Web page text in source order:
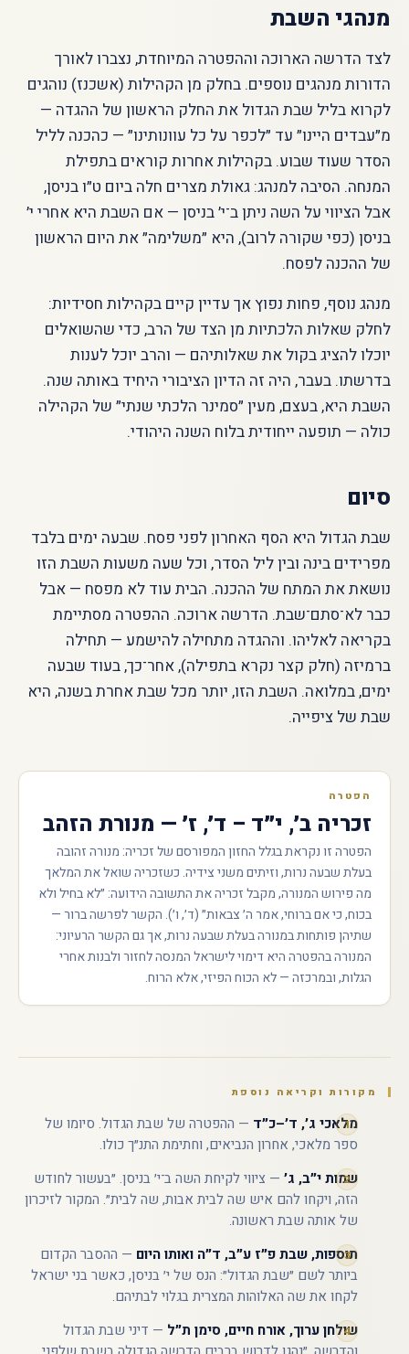
מנהגי השבת
לצד הדרשה הארוכה וההפטרה המיוחדת, נצברו לאורך
הדורות מנהגים נוספים. בחלק מן הקהילות (אשכנז) נוהגים
לקרוא בליל שבת הגדול את החלק הראשון של ההגדה —
מ״עבדים היינו״ עד ״לכפר על כל עוונותינו״ — כהכנה לליל
הסדר שעוד שבוע. בקהילות אחרות קוראים בתפילת
המנחה. הסיבה למנהג: גאולת מצרים חלה ביום ט״ו בניסן,
אבל הציווי על השה ניתן ב־י׳ בניסן — אם השבת היא אחרי י׳
בניסן (כפי שקורה לרוב), היא ״משלימה״ את היום הראשון
של ההכנה לפסח.
מנהג נוסף, פחות נפוץ אך עדיין קיים בקהילות חסידיות:
לחלק שאלות הלכתיות מן הצד של הרב, כדי שהשואלים
יוכלו להציג בקול את שאלותיהם — והרב יוכל לענות
בדרשתו. בעבר, היה זה הדיון הציבורי היחיד באותה שנה.
השבת היא, בעצם, מעין ״סמינר הלכתי שנתי״ של הקהילה
כולה — תופעה ייחודית בלוח השנה היהודי.
סיום
שבת הגדול היא הסף האחרון לפני פסח. שבעה ימים בלבד
מפרידים בינה ובין ליל הסדר, וכל שעה משעות השבת הזו
נושאת את המתח של ההכנה. הבית עוד לא מפסח — אבל
כבר לא־סתם־שבת. הדרשה ארוכה. ההפטרה מסתיימת
בקריאה לאליהו. וההגדה מתחילה להישמע — תחילה
ברמיזה (חלק קצר נקרא בתפילה), אחר־כך, בעוד שבעה
ימים, במלואה. השבת הזו, יותר מכל שבת אחרת בשנה, היא
שבת של ציפייה.
הפטרה
זכריה ב׳, י״ד – ד׳, ז׳ — מנורת הזהב
הפטרה זו נקראת בגלל החזון המפורסם של זכריה: מנורה זהובה
בעלת שבעה נרות, וזיתים משני צידיה. כשזכריה שואל את המלאך
מה פירוש המנורה, מקבל זכריה את התשובה הידועה: ״לא בחיל ולא
בכוח, כי אם ברוחי, אמר ה׳ צבאות״ (ד׳, ו׳). הקשר לפרשה ברור —
שתיהן פותחות במנורה בעלת שבעה נרות, אך גם הקשר הרעיוני:
המנורה בהפטרה היא דימוי לישראל המנסה לחזור ולבנות אחרי
הגלות, ובמרכזה — לא הכוח הפיזי, אלא הרוח.
מקורות וקריאה נוספת
מלאכי ג׳, ד׳–כ״ד — ההפטרה של שבת הגדול. סיומו של
ספר מלאכי, אחרון הנביאים, וחתימת התנ״ך כולו.
שמות י״ב, ג׳ — ציווי לקיחת השה ב־י׳ בניסן. ״בעשור לחודש
הזה, ויקחו להם איש שה לבית אבות, שה לבית״. המקור לזיכרון
של אותה שבת ראשונה.
תוספות, שבת פ״ז ע״ב, ד״ה ואותו היום — ההסבר הקדום
ביותר לשם ״שבת הגדול״: הנס של י׳ בניסן, כאשר בני ישראל
לקחו את שה האלוהות המצרית בגלוי לבתיהם.
שולחן ערוך, אורח חיים, סימן ת״ל — דיני שבת הגדול